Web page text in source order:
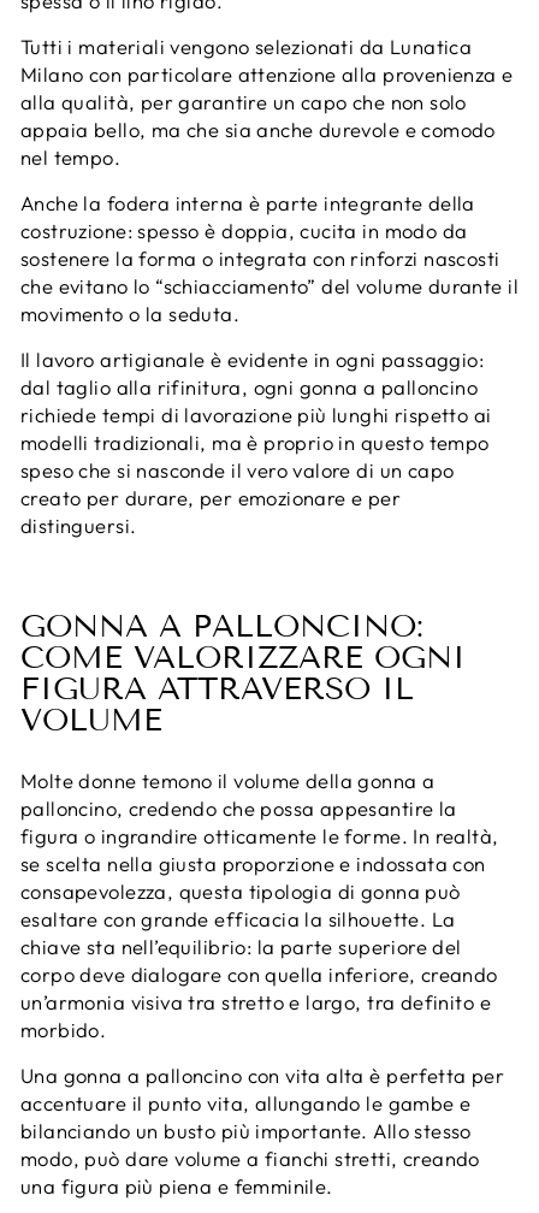
Tutti i materiali vengono selezionati da Lunatica
Milano con particolare attenzione alla provenienza e
alla qualità, per garantire un capo che non solo
appaia bello, ma che sia anche durevole e comodo
nel tempo.
Anche la fodera interna è parte integrante della
costruzione: spesso è doppia, cucita in modo da
sostenere la forma o integrata con rinforzi nascosti
che evitano lo “schiacciamento” del volume durante il
movimento o la seduta.
Il lavoro artigianale è evidente in ogni passaggio:
dal taglio alla rifinitura, ogni gonna a palloncino
richiede tempi di lavorazione più lunghi rispetto ai
modelli tradizionali, ma è proprio in questo tempo
speso che si nasconde il vero valore di un capo
creato per durare, per emozionare e per
distinguersi.
GONNA A PALLONCINO:
COME VALORIZZARE OGNI
FIGURA ATTRAVERSO IL
VOLUME
Molte donne temono il volume della gonna a
palloncino, credendo che possa appesantire la
figura o ingrandire otticamente le forme. In realtà,
se scelta nella giusta proporzione e indossata con
consapevolezza, questa tipologia di gonna può
esaltare con grande efficacia la silhouette. La
chiave sta nell’equilibrio: la parte superiore del
corpo deve dialogare con quella inferiore, creando
un’armonia visiva tra stretto e largo, tra definito e
morbido.
Una gonna a palloncino con vita alta è perfetta per
accentuare il punto vita, allungando le gambe e
bilanciando un busto più importante. Allo stesso
modo, può dare volume a fianchi stretti, creando
una figura più piena e femminile.